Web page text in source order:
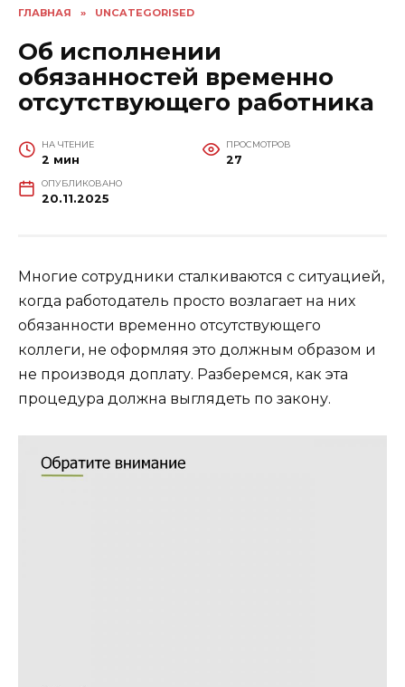
ГЛАВНАЯ » UNCATEGORISED
Об исполнении
обязанностей временно
отсутствующего работника
НА ЧТЕНИЕ
2 мин
ПРОСМОТРОВ
27
ОПУБЛИКОВАНО
20.11.2025
Многие сотрудники сталкиваются с ситуацией,
когда работодатель просто возлагает на них
обязанности временно отсутствующего
коллеги, не оформляя это должным образом и
не производя доплату. Разберемся, как эта
процедура должна выглядеть по закону.